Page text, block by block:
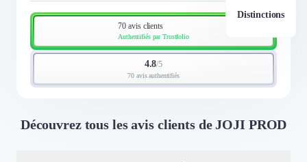
Distinctions
70 avis clients
Authentifiés par Trustfolio
4.8/5
70 avis authentifiés
Découvrez tous les avis clients de JOJI PROD